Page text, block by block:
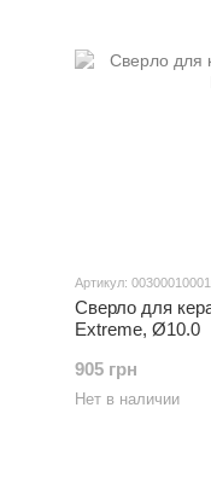
Артикул:
Сверло для
Extreme, Ø10.0
905 грн
Нет в наличии